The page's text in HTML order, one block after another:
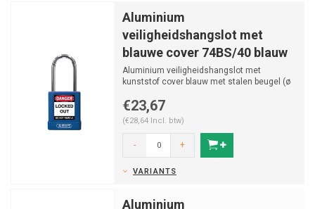
Aluminium
veiligheidshangslot met
blauwe cover 74BS/40 blauw
Aluminium veiligheidshangslot met
kunststof cover blauw met stalen beugel (ø
€23,67
(€28,64 Incl. btw)
- +
VARIANTS
Aluminium